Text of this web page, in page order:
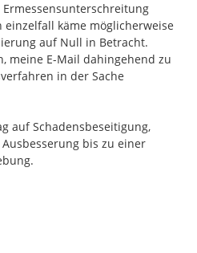
käme möglicherweise
auf Null in Betracht.
meine E-Mail dahingehend zu
in der Sache
auf Schadensbeseitigung,
bis zu einer